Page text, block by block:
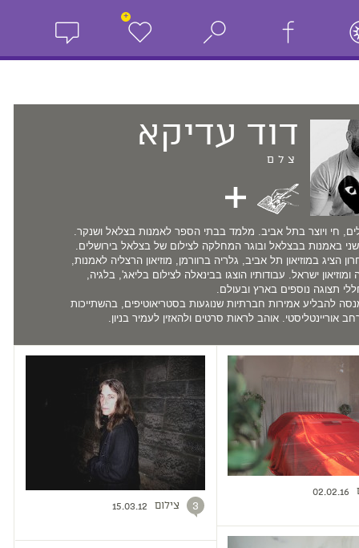
+
דוד עדיקא
צלם
חי ויוצר בתל אביב. מלמד בבתי הספר לאמנות בצלאל ושנקר.
באמנות בבצלאל ובוגר המחלקה לצילום של בצלאל בירושלים.
הציג במוזיאון תל אביב, גלריה ברוורמן, מוזיאון הרצליה לאמנות,
ומוזיאון ישראל. עבודותיו הוצגו בבינאלה לצילום בליאג', בלגיה,
תצוגה נוספים בארץ ובעולם.
להבליע אמירות חברתיות שנוגעות בסטריאוטיפים, בהשתייכות
אוריינטליסטי. אוהב לראות סרטים ולהאזין לעמיר בניון.
02.02.16
3 צילום 15.03.12